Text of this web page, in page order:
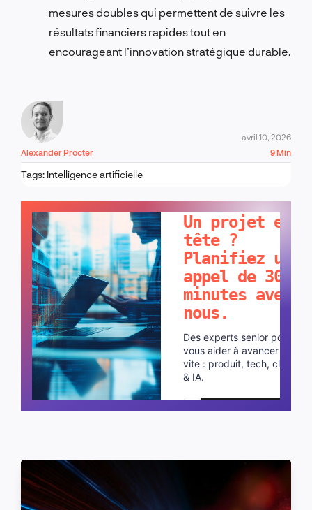
mesures doubles qui permettent de suivre les
résultats financiers rapides tout en
encourageant l’innovation stratégique durable.
Alexander Procter
avril 10, 2026
9 Min
Tags: Intelligence artificielle
Un projet en
tête ?
Planifiez un
appel de 30
minutes avec
nous.
Des experts senior pour
vous aider à avancer plus
vite : produit, tech, cloud
& IA.
Planifier un appel